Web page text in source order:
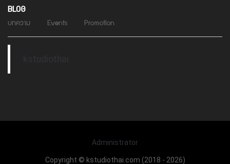
BLOG
บทความ Events Promotion
kstudiothai
Copyright © kstudiothai.com (2018 - 2026)
Administrator